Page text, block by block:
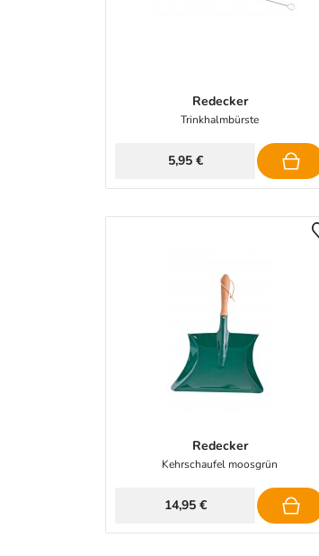
Redecker
Trinkhalmbürste
5,95 €
Redecker
Kehrschaufel moosgrün
14,95 €